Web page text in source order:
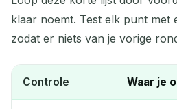
klaar noemt. Test elk punt met
zodat er niets van je vorige
Controle Waar je